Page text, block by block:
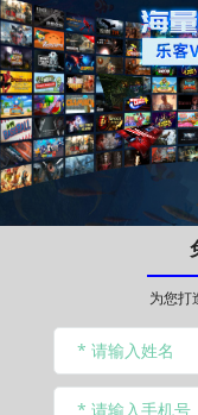
为您打